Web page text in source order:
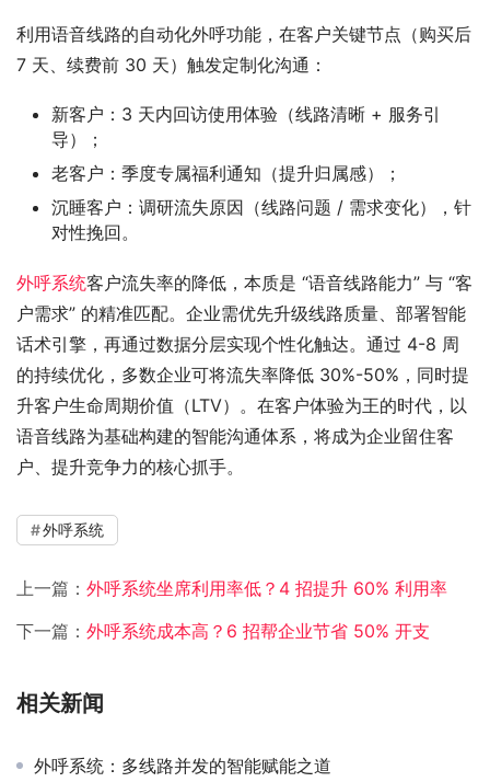
利用语音线路的自动化外呼功能，在客户关键节点（购买后
7 天、续费前 30 天）触发定制化沟通：
新客户：3 天内回访使用体验（线路清晰 + 服务引
导）；
老客户：季度专属福利通知（提升归属感）；
沉睡客户：调研流失原因（线路问题 / 需求变化），针
对性挽回。
外呼系统客户流失率的降低，本质是 “语音线路能力” 与 “客
户需求” 的精准匹配。企业需优先升级线路质量、部署智能
话术引擎，再通过数据分层实现个性化触达。通过 4-8 周
的持续优化，多数企业可将流失率降低 30%-50%，同时提
升客户生命周期价值（LTV）。在客户体验为王的时代，以
语音线路为基础构建的智能沟通体系，将成为企业留住客
户、提升竞争力的核心抓手。
外呼系统
上一篇： 外呼系统坐席利用率低？4 招提升 60% 利用率
下一篇： 外呼系统成本高？6 招帮企业节省 50% 开支​
相关新闻
外呼系统：多线路并发的智能赋能之道